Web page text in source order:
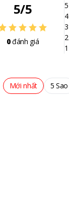
5/5
0đánh giá
5
4
3
2
1
Mới nhất 5 Sao